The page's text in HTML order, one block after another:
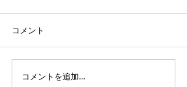
9月サーフスクールスケジ
コメント
コメントを追加…